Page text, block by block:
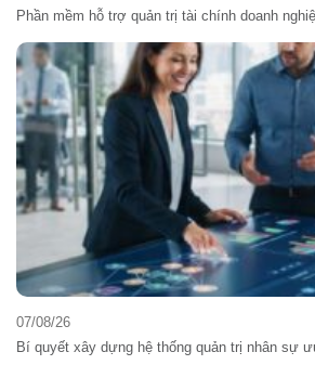
Phần mềm hỗ trợ quản trị tài chính doanh
07/08/26
Bí quyết xây dựng hệ thống quản trị nhân sự